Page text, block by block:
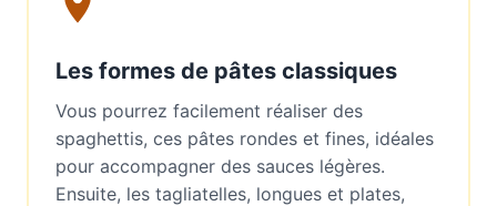
Les formes de pâtes classiques
Vous pourrez facilement réaliser des
spaghettis, ces pâtes rondes et fines, idéales
pour accompagner des sauces légères.
Ensuite, les tagliatelles, longues et plates,